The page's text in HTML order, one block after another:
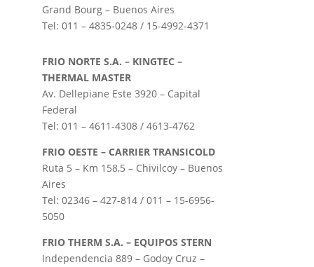
Grand Bourg – Buenos Aires
Tel: 011 – 4835-0248 / 15-4992-4371
FRIO NORTE S.A. – KINGTEC –
THERMAL MASTER
Av. Dellepiane Este 3920 – Capital
Federal
Tel: 011 – 4611-4308 / 4613-4762
FRIO OESTE – CARRIER TRANSICOLD
Ruta 5 – Km 158,5 – Chivilcoy – Buenos
Aires
Tel: 02346 – 427-814 / 011 – 15-6956-
5050
FRIO THERM S.A. – EQUIPOS STERN
Independencia 889 – Godoy Cruz –